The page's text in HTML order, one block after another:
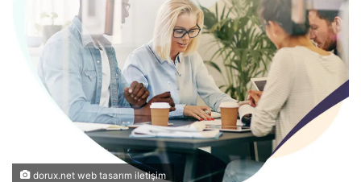
dorux.net web tasarım iletişim